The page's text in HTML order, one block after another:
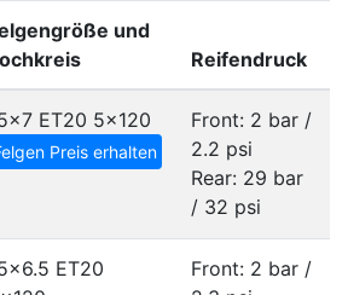
und
Reifendruck
ET20 5x120
Preis erhalten
Front: 2 bar /
2.2 psi
Rear: 29 bar
/ 32 psi
ET20
Front: 2 bar /